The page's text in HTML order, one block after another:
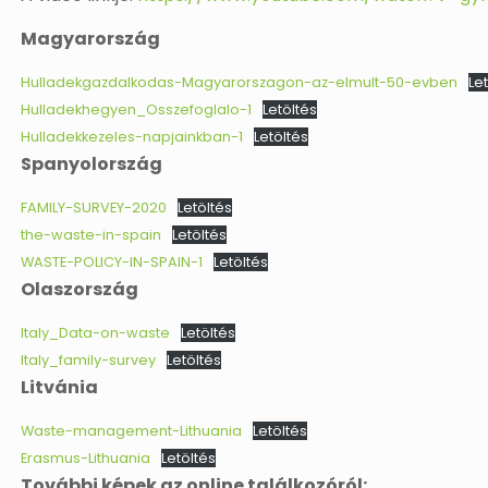
Magyarország
Hulladekgazdalkodas-Magyarorszagon-az-elmult-50-evben
Hulladekhegyen_Osszefoglalo-1
Letöltés
Hulladekkezeles-napjainkban-1
Letöltés
Spanyolország
FAMILY-SURVEY-2020
Letöltés
the-waste-in-spain
Letöltés
WASTE-POLICY-IN-SPAIN-1
Letöltés
Olaszország
Italy_Data-on-waste
Letöltés
Italy_family-survey Letöltés
Litvánia
Waste-management-Lithuania
Letöltés
Erasmus-Lithuania
Letöltés